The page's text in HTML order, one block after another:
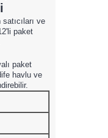
ve
paket
paket
havlu ve